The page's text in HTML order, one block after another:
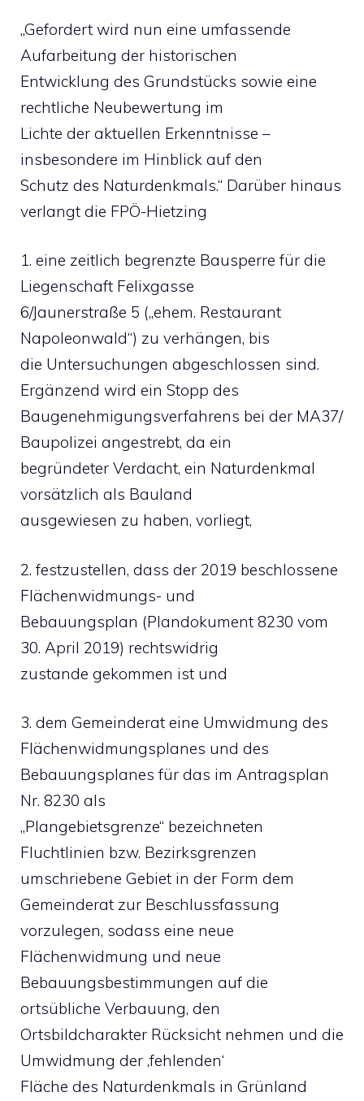
„Gefordert wird nun eine umfassende
Aufarbeitung der historischen
Entwicklung des Grundstücks sowie eine
rechtliche Neubewertung im
Lichte der aktuellen Erkenntnisse –
insbesondere im Hinblick auf den
Schutz des Naturdenkmals.“ Darüber hinaus
verlangt die FPÖ-Hietzing
1. eine zeitlich begrenzte Bausperre für die
Liegenschaft Felixgasse
6/Jaunerstraße 5 („ehem. Restaurant
Napoleonwald“) zu verhängen, bis
die Untersuchungen abgeschlossen sind.
Ergänzend wird ein Stopp des
Baugenehmigungsverfahrens bei der MA37/
Baupolizei angestrebt, da ein
begründeter Verdacht, ein Naturdenkmal
vorsätzlich als Bauland
ausgewiesen zu haben, vorliegt,
2. festzustellen, dass der 2019 beschlossene
Flächenwidmungs- und
Bebauungsplan (Plandokument 8230 vom
30. April 2019) rechtswidrig
zustande gekommen ist und
3. dem Gemeinderat eine Umwidmung des
Flächenwidmungsplanes und des
Bebauungsplanes für das im Antragsplan
Nr. 8230 als
„Plangebietsgrenze“ bezeichneten
Fluchtlinien bzw. Bezirksgrenzen
umschriebene Gebiet in der Form dem
Gemeinderat zur Beschlussfassung
vorzulegen, sodass eine neue
Flächenwidmung und neue
Bebauungsbestimmungen auf die
ortsübliche Verbauung, den
Ortsbildcharakter Rücksicht nehmen und die
Umwidmung der ‚fehlenden‘
Fläche des Naturdenkmals in Grünland